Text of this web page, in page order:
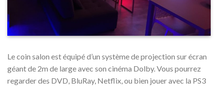
Le coin salon est équipé d’un système de projection sur écran
géant de 2m de large avec son cinéma Dolby. Vous pourrez
regarder des DVD, BluRay, Netflix, ou bien jouer avec la PS3